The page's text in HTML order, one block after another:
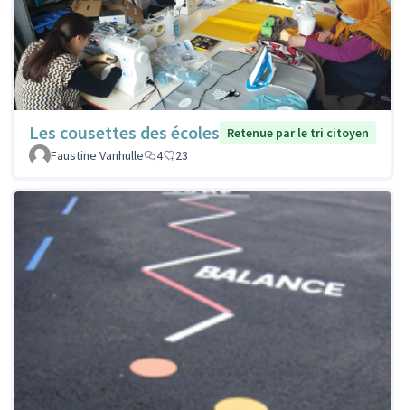
Les cousettes des écoles Retenue par le tri citoyen
Faustine Vanhulle
4 23